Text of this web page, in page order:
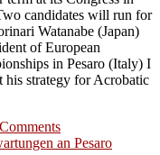
candidates will run for
Watanabe (Japan)
of European
in Pesaro (Italy) I
his strategy for Acrobatic